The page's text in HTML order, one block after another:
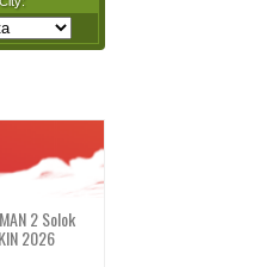
2 Solok
2026